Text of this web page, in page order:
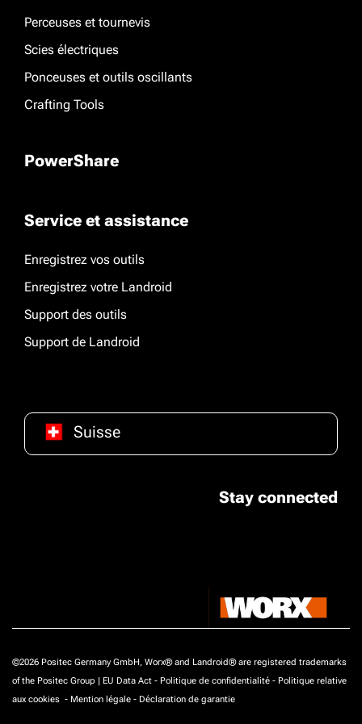
Perceuses et tournevis
Scies électriques
Ponceuses et outils oscillants
Crafting Tools
PowerShare
Service et assistance
Enregistrez vos outils
Enregistrez votre Landroid
Support des outils
Support de Landroid
Suisse
Stay connected
©2026 Positec Germany GmbH, Worx® and Landroid® are registered trademarks
of the Positec Group | EU Data Act - Politique de confidentialité - Politique relative
aux cookies - Mention légale - Déclaration de garantie